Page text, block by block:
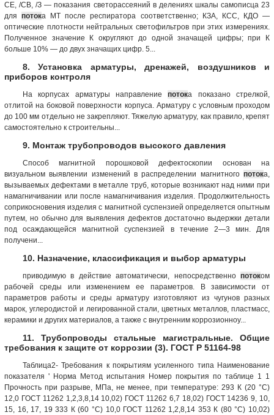
СЕ, /СВ, /З — показания светорассеяний в делениях шкалы самописца 23
дляпотока МТ после респиратора соответственно; КЗА, КСС, КДО —
оптические плотности нейтральных светофильтров при этих измерениях.
Полученное значение К округляют до одной значащей цифры; при К
больше 10% — до двух значащих цифр. 5...
8. Установка арматуры, дренажей, воздушников и
приборов контроля
На корпусах арматуры направлениепотока показано стрелкой,
отлитой на боковой поверхности корпуса. Арматуру с условным проходом
до 100 мм отдельно не закрепляют. Тяжелую арматуру, как правило, крепят
самостоятельно к строительны...
9. Монтаж трубопроводов высокого давления
Способ магнитной порошковой дефектоскопии основан на
визуальном выявлении изменений в распределении магнитного потока,
вызываемых дефектами в металле труб, которые возникают над ними при
намагничивании или после намагничивания изделия. Продолжительность
соприкосновения изделия с магнитной суспензией определяется опытным
путем, но обычно для выявления дефектов достаточно выдержки детали
под осаждающейся магнитной суспензией в течение 2—3 мин. Для
получени...
10. Назначение, классификация и выбор арматуры
приводимую в действие автоматически, непосредственно потоком
рабочей среды или изменением ее параметров. В зависимости от
параметров работы и среды арматуру изготовляют из чугунов разных
марок, углеродистой и легированной стали, цветных металлов, пластмасс,
керамики и других материалов, а также с внутренним коррозионноу...
11. Трубопроводы стальные магистральные. Общие
требования к защите от коррозии (3). ГОСТ Р 51164-98
Таблица2- Требования к покрытиям усиленного типа Наименование
показателя ' Норма Метод испытания Номер покрытия по таблице 1 1
Прочность при разрыве, МПа, не менее, при температуре: 293 К (20 °С)
12,0 ГОСТ 11262 1,2,3,8,14 10,02) ГОСТ 11262 6,7 18,02) ГОСТ 14236 9, 10,
15, 16, 17, 19 333 К (60 °С) 10,0 ГОСТ 11262 1,2,8,14 353 К (80 °С) 10,02)